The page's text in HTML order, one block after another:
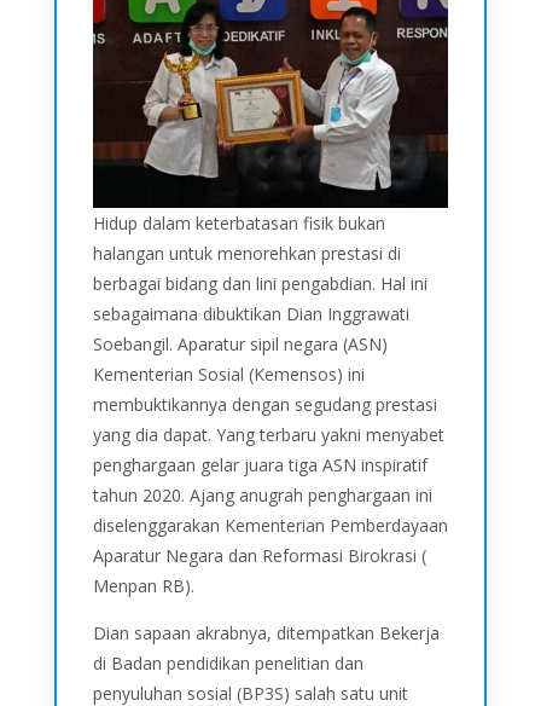
Hidup dalam keterbatasan fisik bukan
halangan untuk menorehkan prestasi di
berbagai bidang dan lini pengabdian. Hal ini
sebagaimana dibuktikan Dian Inggrawati
Soebangil. Aparatur sipil negara (ASN)
Kementerian Sosial (Kemensos) ini
membuktikannya dengan segudang prestasi
yang dia dapat. Yang terbaru yakni menyabet
penghargaan gelar juara tiga ASN inspiratif
tahun 2020. Ajang anugrah penghargaan ini
diselenggarakan Kementerian Pemberdayaan
Aparatur Negara dan Reformasi Birokrasi (
Menpan RB).
Dian sapaan akrabnya, ditempatkan Bekerja
di Badan pendidikan penelitian dan
penyuluhan sosial (BP3S) salah satu unit